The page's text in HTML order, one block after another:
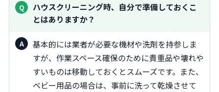
ハウスクリーニング時、自分で準備しておくこ
とはありますか？
基本的には業者が必要な機材や洗剤を持参しま
すが、作業スペース確保のために貴重品や壊れや
すいものは移動しておくとスムーズです。また、
ベビー用品の場合は、事前に洗って乾燥させて